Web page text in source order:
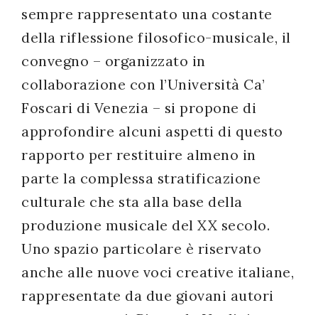
sempre rappresentato una costante
della riflessione filosofico-musicale, il
convegno – organizzato in
collaborazione con l’Università Ca’
Foscari di Venezia – si propone di
approfondire alcuni aspetti di questo
rapporto per restituire almeno in
parte la complessa stratificazione
culturale che sta alla base della
produzione musicale del XX secolo.
Uno spazio particolare è riservato
anche alle nuove voci creative italiane,
rappresentate da due giovani autori